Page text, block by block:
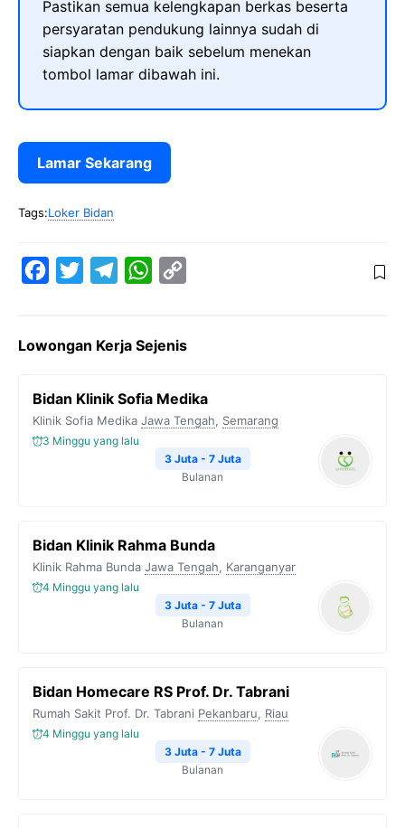
Pastikan semua kelengkapan berkas beserta
persyaratan pendukung lainnya sudah di
siapkan dengan baik sebelum menekan
tombol lamar dibawah ini.
Lamar Sekarang
Tags:Loker Bidan
e
o
o
t
e
e
r
a
W
t
A
p
y
i
n
k
Lowongan Kerja Sejenis
Bidan Klinik Sofia Medika
Klinik Sofia Medika Jawa Tengah, Semarang
3 Minggu yang lalu
3 Juta - 7 Juta
Bulanan
Bidan Klinik Rahma Bunda
Klinik Rahma Bunda Jawa Tengah, Karanganyar
4 Minggu yang lalu
3 Juta - 7 Juta
Bulanan
Bidan Homecare RS Prof. Dr. Tabrani
Rumah Sakit Prof. Dr. Tabrani Pekanbaru, Riau
4 Minggu yang lalu
3 Juta - 7 Juta
Bulanan